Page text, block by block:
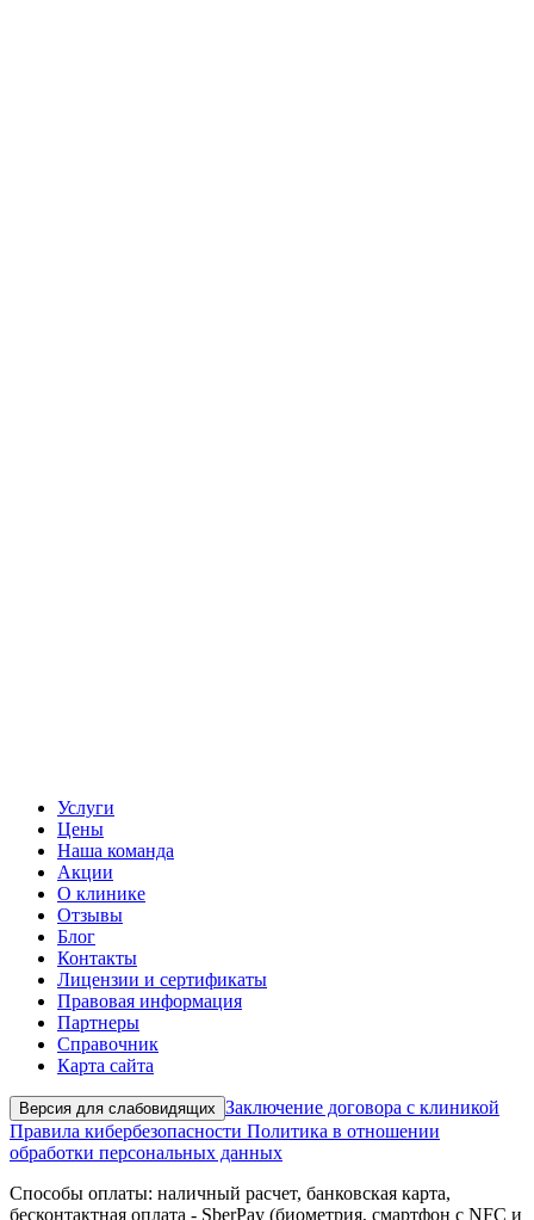
Услуги
Цены
Наша команда
Акции
О клинике
Отзывы
Блог
Контакты
Лицензии и сертификаты
Правовая информация
Партнеры
Справочник
Карта сайта
Версия для слабовидящих Заключение договора с клиникой
Правила кибербезопасности Политика в отношении
обработки персональных данных
Способы оплаты: наличный расчет, банковская карта,
бесконтактная оплата - SberPay (биометрия, смартфон с NFC и